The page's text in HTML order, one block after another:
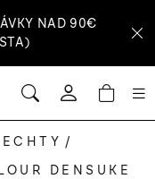
NAD 90€
HĽADAŤ
Prihlásenie
/
DENSUKE